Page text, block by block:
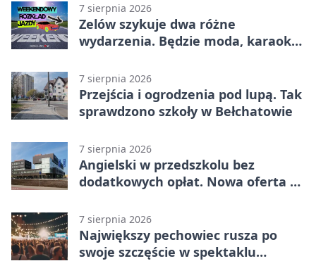
7 sierpnia 2026
Zelów szykuje dwa różne
wydarzenia. Będzie moda, karaoke
7 sierpnia 2026
Przejścia i ogrodzenia pod lupą. Tak
sprawdzono szkoły w Bełchatowie
7 sierpnia 2026
Angielski w przedszkolu bez
dodatkowych opłat. Nowa oferta w
7 sierpnia 2026
Największy pechowiec rusza po
swoje szczęście w spektaklu